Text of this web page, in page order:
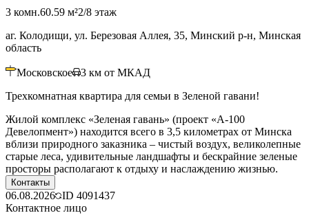
3 комн.60.59 м²2/8 этаж
аг. Колодищи, ул. Березовая Аллея, 35, Минский р-н, Минская
область
Московское 3 км от МКАД
Трехкомнатная квартира для семьи в Зеленой гавани!
Жилой комплекс «Зеленая гавань» (проект «А-100
Девелопмент») находится всего в 3,5 километрах от Минска
вблизи природного заказника – чистый воздух, великолепные
старые леса, удивительные ландшафты и бескрайние зеленые
просторы располагают к отдыху и наслаждению жизнью.
Контакты
06.08.2026 ID 4091437
Контактное лицо